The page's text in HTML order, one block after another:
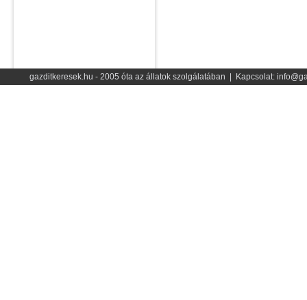
gazditkeresek.hu - 2005 óta az állatok szolgálatában | Kapcsolat: